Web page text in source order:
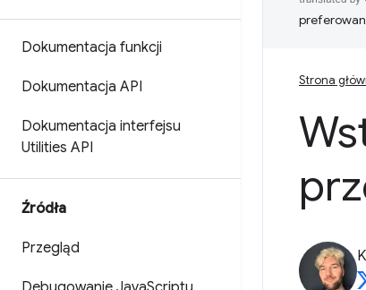
Dokumentacja funkcji
Dokumentacja API
Dokumentacja interfejsu
Utilities API
Źródła
Przegląd
Strona